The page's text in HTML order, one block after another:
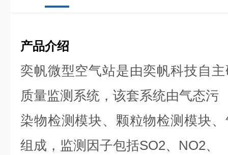
产品介绍
奕帆微型空气站是由奕帆科技自
质量监测系统，该套系统由气态污
染物检测模块、颗粒物检测模块
组成， 监测因子包括SO2、NO2、